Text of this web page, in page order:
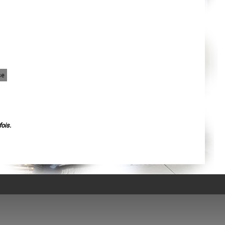
Lyon
Vesoul